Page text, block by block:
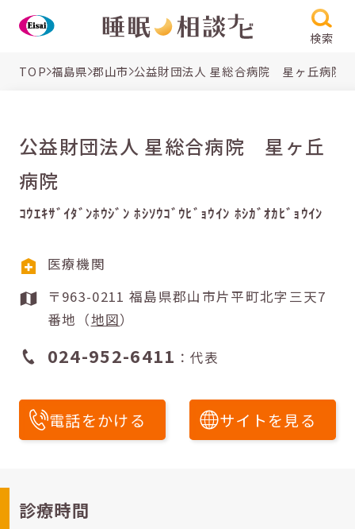
検索
TOP 福島県 郡山市 公益財団法人 星総合病院 星ヶ丘病院
公益財団法人 星総合病院 星ヶ丘
病院
ｺｳｴｷｻﾞｲﾀﾞﾝﾎｳｼﾞﾝ ﾎｼｿｳｺﾞｳﾋﾞｮｳｲﾝ ﾎｼｶﾞｵｶﾋﾞｮｳｲﾝ
医療機関
〒963-0211 福島県郡山市片平町北字三天7
番地（地図）
024-952-6411 ：代表
電話をかける サイトを見る
診療時間